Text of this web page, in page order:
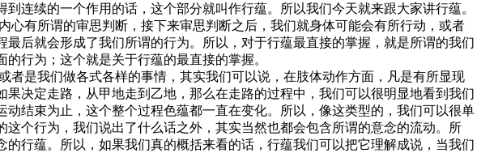
连续的一个作用的话，这个部分就叫作行蕴。所以我们今天就来跟大家讲行蕴。
有所谓的审思判断，接下来审思判断之后，我们就身体可能会有所行动，或者
后就会形成了我们所谓的行为。所以，对于行蕴最直接的掌握，就是所谓的我们
行为；这个就是关于行蕴的最直接的掌握。
是我们做各式各样的事情，其实我们可以说，在肢体动作方面，凡是有所显现
决定走路，从甲地走到乙地，那么在走路的过程中，我们可以很明显地看到我们
结束为止，这个整个过程色蕴都一直在变化。所以，像这类型的，我们可以很单
个行为，我们说出了什么话之外，其实当然也都会包含所谓的意念的流动。所
行蕴。所以，如果我们真的概括来看的话，行蕴我们可以把它理解成说，当我们